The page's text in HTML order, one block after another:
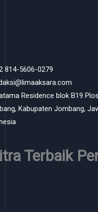
814-5606-0279
Residence blok B19
Kabupaten Jombang,
Terbaik